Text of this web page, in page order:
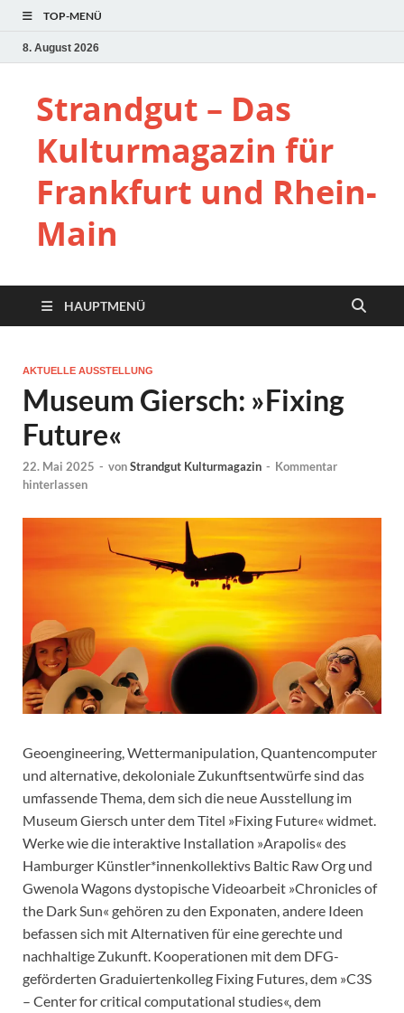
TOP-MENÜ
8. August 2026
Strandgut – Das
Kulturmagazin für
Frankfurt und Rhein-
Main
HAUPTMENÜ
AKTUELLE AUSSTELLUNG
Museum Giersch: »Fixing
Future«
22. Mai 2025 - vonStrandgut Kulturmagazin - Kommentar
hinterlassen
Geoengineering, Wettermanipulation, Quantencomputer
und alternative, dekoloniale Zukunftsentwürfe sind das
umfassende Thema, dem sich die neue Ausstellung im
Museum Giersch unter dem Titel »Fixing Future« widmet.
Werke wie die interaktive Installation »Arapolis« des
Hamburger Künstler*innenkollektivs Baltic Raw Org und
Gwenola Wagons dystopische Videoarbeit »Chronicles of
the Dark Sun« gehören zu den Exponaten, andere Ideen
befassen sich mit Alternativen für eine gerechte und
nachhaltige Zukunft. Kooperationen mit dem DFG-
geförderten Graduiertenkolleg Fixing Futures, dem »C3S
– Center for critical computational studies«, dem